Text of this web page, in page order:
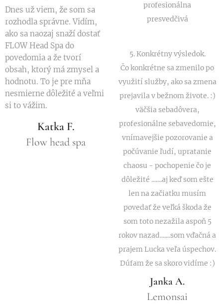
Dnes už viem, že som sa
rozhodla správne. Vidím,
ako sa naozaj snaží dostať
FLOW Head Spa do
povedomia a že tvorí
obsah, ktorý má zmysel a
hodnotu. To je pre mňa
nesmierne dôležité a veľmi
si to vážim. ❤
Katka F.
Flow head spa
profesionálna
presvedčivá
5. Konkrétny výsledok.
Čo konkrétne sa zmenilo po
využití služby, ako sa zmena
prejavila v bežnom živote. :)
väčšia sebadôvera,
profesionálne sebavedomie,
vnímavejšie pozorovanie a
počúvanie ľudí, upratanie
chaosu - pochopenie čo je
dôležité .......aj keď som ešte
len na začiatku musím
povedať že veľká škoda že
som toto nezažila aspoň 5
rokov nazad.......som vďačná a
prajem Lucka veľa úspechov.
Dúfam že sa skoro vidíme :)
Janka A.
Lemonsai